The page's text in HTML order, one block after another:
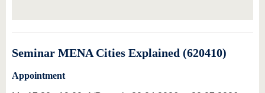
Seminar MENA Cities Explained (620410)
Appointment